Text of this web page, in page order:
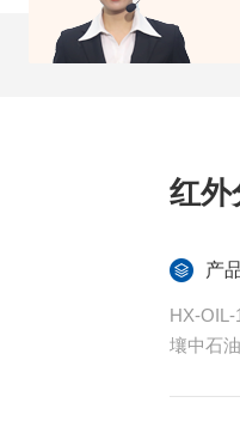
红外
产
HX-
壤中石